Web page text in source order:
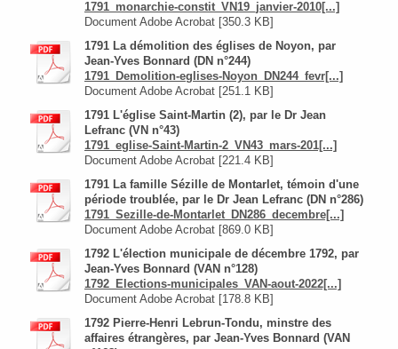
1791_monarchie-constit_VN19_janvier-2010[...]
Document Adobe Acrobat [350.3 KB]
1791 La démolition des églises de Noyon, par
Jean-Yves Bonnard (DN n°244)
1791_Demolition-eglises-Noyon_DN244_fevr[...]
Document Adobe Acrobat [251.1 KB]
1791 L'église Saint-Martin (2), par le Dr Jean
Lefranc (VN n°43)
1791_eglise-Saint-Martin-2_VN43_mars-201[...]
Document Adobe Acrobat [221.4 KB]
1791 La famille Sézille de Montarlet, témoin d'une
période troublée, par le Dr Jean Lefranc (DN n°286)
1791_Sezille-de-Montarlet_DN286_decembre[...]
Document Adobe Acrobat [869.0 KB]
1792 L'élection municipale de décembre 1792, par
Jean-Yves Bonnard (VAN n°128)
1792_Elections-municipales_VAN-aout-2022[...]
Document Adobe Acrobat [178.8 KB]
1792 Pierre-Henri Lebrun-Tondu, minstre des
affaires étrangères, par Jean-Yves Bonnard (VAN